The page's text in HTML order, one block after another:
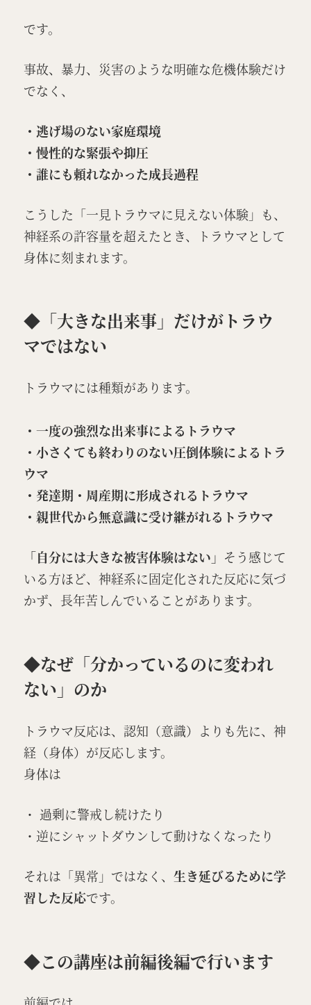
です。
事故、暴力、災害のような明確な危機体験だけ
でなく、
・逃げ場のない家庭環境
・慢性的な緊張や抑圧
・誰にも頼れなかった成長過程
こうした「一見トラウマに見えない体験」も、
神経系の許容量を超えたとき、トラウマとして
身体に刻まれます。
◆「大きな出来事」だけがトラウ
マではない
トラウマには種類があります。
・一度の強烈な出来事によるトラウマ
・小さくても終わりのない圧倒体験によるトラ
ウマ
・発達期・周産期に形成されるトラウマ
・親世代から無意識に受け継がれるトラウマ
「自分には大きな被害体験はない」 そう感じて
いる方ほど、神経系に固定化された反応に気づ
かず、長年苦しんでいることがあります。
◆なぜ「分かっているのに変われ
ない」のか
トラウマ反応は、認知（意識）よりも先に、神
経（身体）が反応します。
身体は
・ 過剰に警戒し続けたり
・逆にシャットダウンして動けなくなったり
それは「異常」ではなく、 生き延びるために学
習した反応です。
◆この講座は前編後編で行います